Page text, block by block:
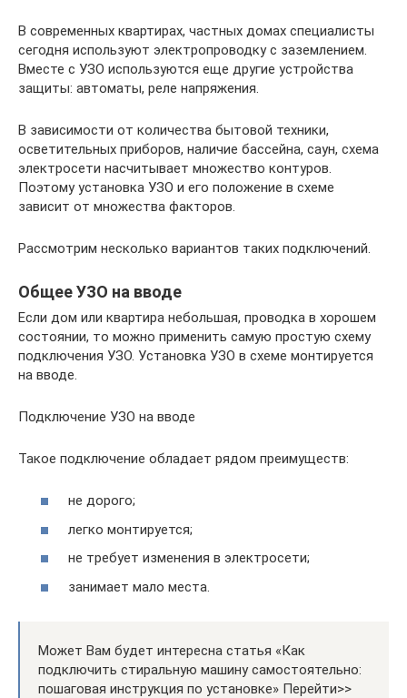
В современных квартирах, частных домах специалисты
сегодня используют электропроводку с заземлением.
Вместе с УЗО используются еще другие устройства
защиты: автоматы, реле напряжения.
В зависимости от количества бытовой техники,
осветительных приборов, наличие бассейна, саун, схема
электросети насчитывает множество контуров.
Поэтому установка УЗО и его положение в схеме
зависит от множества факторов.
Рассмотрим несколько вариантов таких подключений.
Общее УЗО на вводе
Если дом или квартира небольшая, проводка в хорошем
состоянии, то можно применить самую простую схему
подключения УЗО. Установка УЗО в схеме монтируется
на вводе.
Подключение УЗО на вводе
Такое подключение обладает рядом преимуществ:
не дорого;
легко монтируется;
не требует изменения в электросети;
занимает мало места.
Может Вам будет интересна статья «Как
подключить стиральную машину самостоятельно:
пошаговая инструкция по установке» Перейти>>